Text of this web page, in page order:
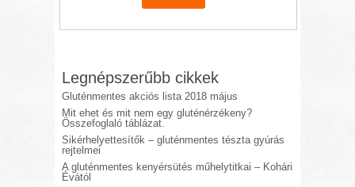
Legnépszerűbb cikkek
Gluténmentes akciós lista 2018 május
Mit ehet és mit nem egy gluténérzékeny?
Összefoglaló táblázat.
Sikérhelyettesítők – gluténmentes tészta gyúrás
rejtelmei
A gluténmentes kenyérsütés műhelytitkai – Kohári
Évától